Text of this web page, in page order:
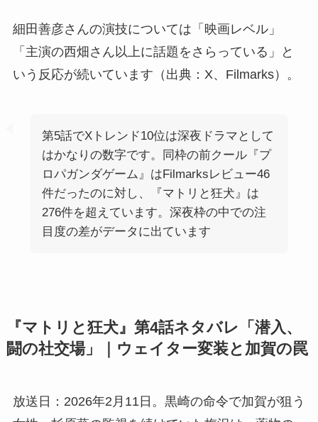
細田善彦さんの演技については「映画レベル」
「主演の西畑さん以上に話題をさらっている」と
いう反応が続いています（出典：X、Filmarks）。
第5話でXトレンド10位は深夜ドラマとして
はかなりの数字です。同枠の前クール『プ
ロパガンダゲーム』はFilmarksレビュー46
件だったのに対し、『マトリと狂犬』は
276件を超えています。深夜枠の中での注
目度の差がデータに出ています
『マトリと狂犬』第4話ネタバレ「潜入、
闘の社交場」｜ウェイター変装と加賀の罠
放送日：2026年2月11日。黒崎の命令で加賀が狙う